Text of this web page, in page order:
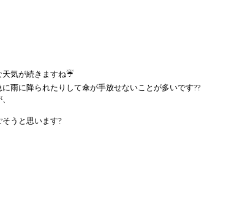
気が続きますね☔️
雨に降られたりして傘が手放せないことが多いです??
うと思います?